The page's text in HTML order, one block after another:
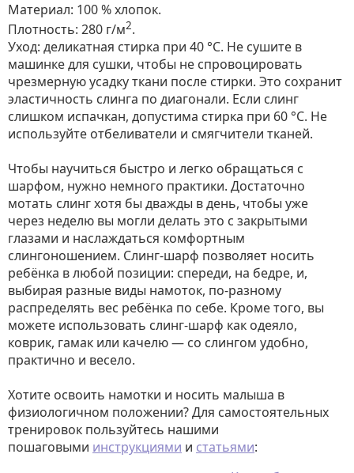
Материал: 100 % хлопок.
Плотность: 280 г/м2.
Уход: деликатная стирка при 40 °С. Не сушите в
машинке для сушки, чтобы не спровоцировать
чрезмерную усадку ткани после стирки. Это сохранит
эластичность слинга по диагонали. Если слинг
слишком испачкан, допустима стирка при 60 °C. Не
используйте отбеливатели и смягчители тканей.
Чтобы научиться быстро и легко обращаться с
шарфом, нужно немного практики. Достаточно
мотать слинг хотя бы дважды в день, чтобы уже
через неделю вы могли делать это с закрытыми
глазами и наслаждаться комфортным
слингоношением. Слинг-шарф позволяет носить
ребёнка в любой позиции: спереди, на бедре, и,
выбирая разные виды намоток, по-разному
распределять вес ребёнка по себе. Кроме того, вы
можете использовать слинг-шарф как одеяло,
коврик, гамак или качелю — со слингом удобно,
практично и весело.
Хотите освоить намотки и носить малыша в
физиологичном положении? Для самостоятельных
тренировок пользуйтесь нашими
пошаговыми инструкциями и статьями: